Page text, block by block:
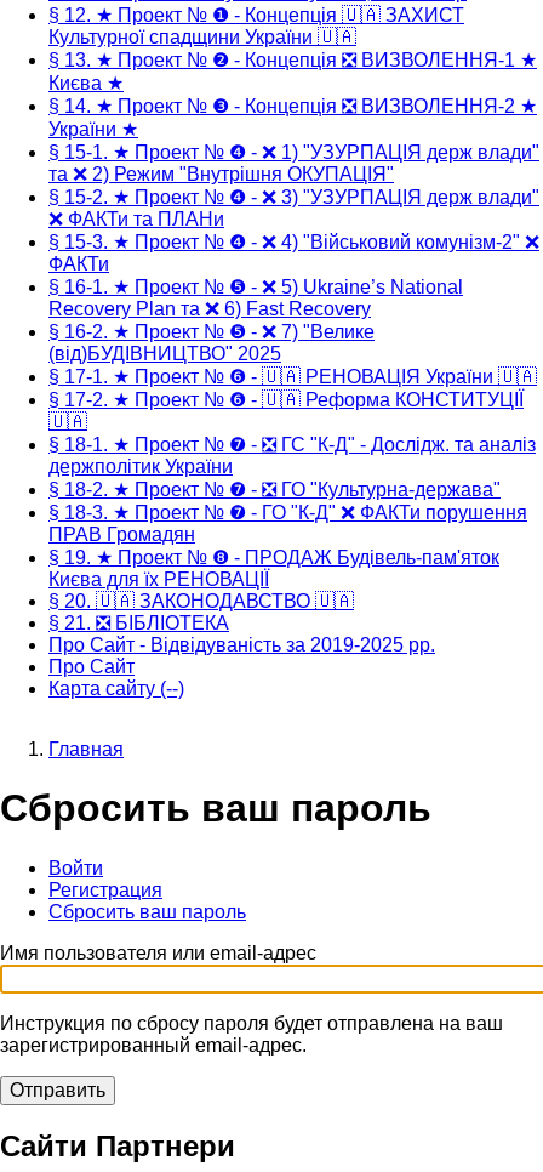
§ 12. ★ Проект № ❶ - Концепція 🇺🇦 ЗАХИСТ
Культурної спадщини України 🇺🇦
§ 13. ★ Проект № ❷ - Концепція ❎ ВИЗВОЛЕННЯ-1 ★
Києва ★
§ 14. ★ Проект № ❸ - Концепція ❎ ВИЗВОЛЕННЯ-2 ★
України ★
§ 15-1. ★ Проект № ❹ - ❌ 1) "УЗУРПАЦІЯ держ влади"
та ❌ 2) Режим "Внутрішня ОКУПАЦІЯ"
§ 15-2. ★ Проект № ❹ - ❌ 3) "УЗУРПАЦІЯ держ влади"
❌ ФАКТи та ПЛАНи
§ 15-3. ★ Проект № ❹ - ❌ 4) "Військовий комунізм-2" ❌
ФАКТи
§ 16-1. ★ Проект № ❺ - ❌ 5) Ukraine’s National
Recovery Plan та ❌ 6) Fast Recovery
§ 16-2. ★ Проект № ❺ - ❌ 7) "Велике
(від)БУДІВНИЦТВО" 2025
§ 17-1. ★ Проект № ❻ - 🇺🇦 РЕНОВАЦІЯ України 🇺🇦
§ 17-2. ★ Проект № ❻ - 🇺🇦 Реформа КОНСТИТУЦІЇ
🇺🇦
§ 18-1. ★ Проект № ❼ - ❎ ГС "К-Д" - Дослідж. та аналіз
держполітик України
§ 18-2. ★ Проект № ❼ - ❎ ГО "Культурна-держава"
§ 18-3. ★ Проект № ❼ - ГО "К-Д" ❌ ФАКТи порушення
ПРАВ Громадян
§ 19. ★ Проект № ❽ - ПРОДАЖ Будівель-пам'яток
Києва для їх РЕНОВАЦІЇ
§ 20. 🇺🇦 ЗАКОНОДАВСТВО 🇺🇦
§ 21. ❎ БІБЛІОТЕКА
Про Сайт - Відвідуваність за 2019-2025 рр.
Про Сайт
Карта сайту (--)
навигации
Главная
Сбросить ваш пароль
Главные
вкладки
Войти
Регистрация
Сбросить ваш пароль
Имя пользователя или email-адрес
Инструкция по сбросу пароля будет отправлена на ваш
зарегистрированный email-адрес.
Сайти Партнери